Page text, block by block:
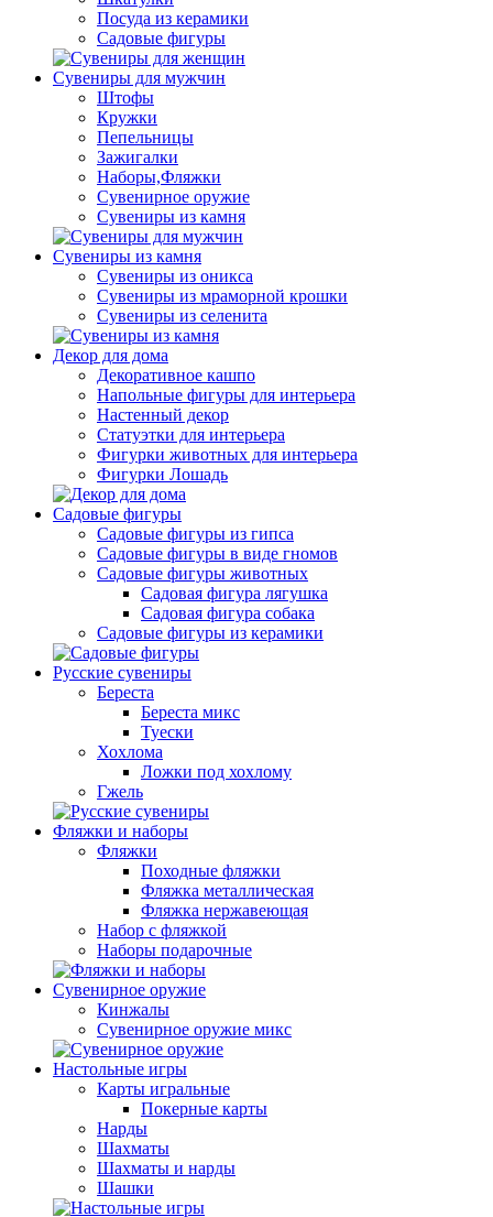
Посуда из керамики
Садовые фигуры
Сувениры для мужчин
Штофы
Кружки
Пепельницы
Зажигалки
Наборы,Фляжки
Сувенирное оружие
Сувениры из камня
Сувениры из камня
Сувениры из оникса
Сувениры из мраморной крошки
Сувениры из селенита
Декор для дома
Декоративное кашпо
Напольные фигуры для интерьера
Настенный декор
Статуэтки для интерьера
Фигурки животных для интерьера
Фигурки Лошадь
Садовые фигуры
Садовые фигуры из гипса
Садовые фигуры в виде гномов
Садовые фигуры животных
Садовая фигура лягушка
Садовая фигура собака
Садовые фигуры из керамики
Русские сувениры
Береста
Береста микс
Туески
Хохлома
Ложки под хохлому
Гжель
Фляжки и наборы
Фляжки
Походные фляжки
Фляжка металлическая
Фляжка нержавеющая
Набор с фляжкой
Наборы подарочные
Сувенирное оружие
Кинжалы
Сувенирное оружие микс
Настольные игры
Карты игральные
Покерные карты
Нарды
Шахматы
Шахматы и нарды
Шашки